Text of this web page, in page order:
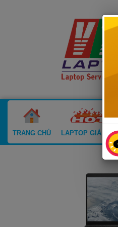
TRANG CHỦ LAPTOP GIÁ SỐC